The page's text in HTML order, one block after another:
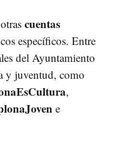
cuentas
específicos. Entre
del Ayuntamiento
y juventud, como
,
e